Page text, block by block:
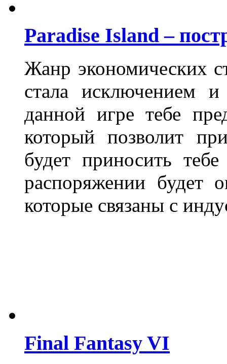
Paradise Island –
Жанр экономических
стала исключением
данной игре тебе
который позволит
будет приносить
распоряжении будет
которые связаны с
Final Fantasy VI